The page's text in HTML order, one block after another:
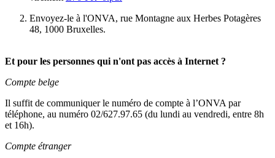
Envoyez-le à l'ONVA, rue Montagne aux Herbes Potagères
48, 1000 Bruxelles.
Et pour les personnes qui n'ont pas accès à Internet ?
Compte belge
Il suffit de communiquer le numéro de compte à l’ONVA par
téléphone, au numéro 02/627.97.65 (du lundi au vendredi, entre 8h
et 16h).
Compte étranger